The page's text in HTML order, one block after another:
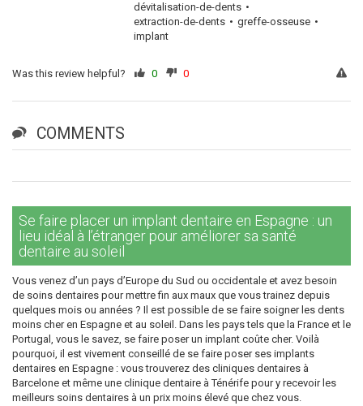
dévitalisation-de-dents
extraction-de-dents
greffe-osseuse
implant
Was this review helpful? 0 0
COMMENTS
Se faire placer un implant dentaire en Espagne : un
lieu idéal à l’étranger pour améliorer sa santé
dentaire au soleil
Vous venez d’un pays d’Europe du Sud ou occidentale et avez besoin
de soins dentaires pour mettre fin aux maux que vous trainez depuis
quelques mois ou années ? Il est possible de se faire soigner les dents
moins cher en Espagne et au soleil. Dans les pays tels que la France et le
Portugal, vous le savez, se faire poser un implant coûte cher. Voilà
pourquoi, il est vivement conseillé de se faire poser ses implants
dentaires en Espagne : vous trouverez des cliniques dentaires à
Barcelone et même une clinique dentaire à Ténérife pour y recevoir les
meilleurs soins dentaires à un prix moins élevé que chez vous.